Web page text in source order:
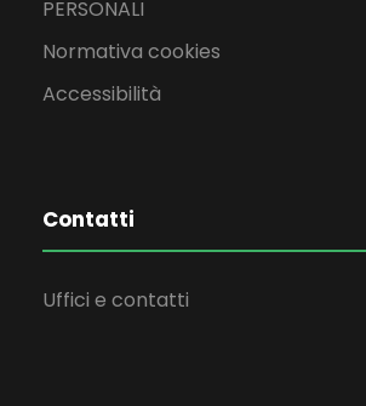
PERSONALI
Normativa cookies
Accessibilità
Contatti
Uffici e contatti